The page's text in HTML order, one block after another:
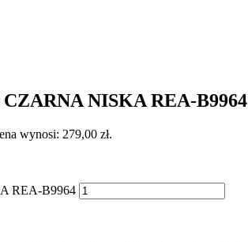
NISKA REA-B9964
wynosi: 279,00 zł.
REA-B9964